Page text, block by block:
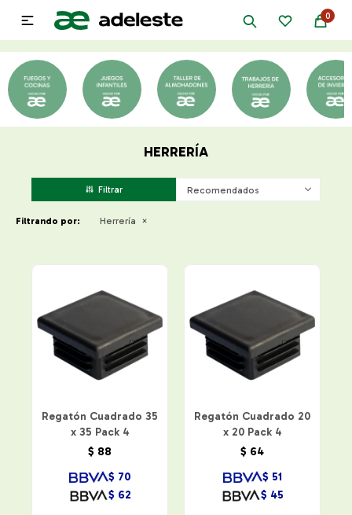
0

HERRERÍA
Recomendados
Filtrando por: Herrería
Regatón Cuadrado 35
x 35 Pack 4
$ 88
$ 62
$ 70
Regatón Cuadrado 20
x 20 Pack 4
$ 64
$ 45
$ 51